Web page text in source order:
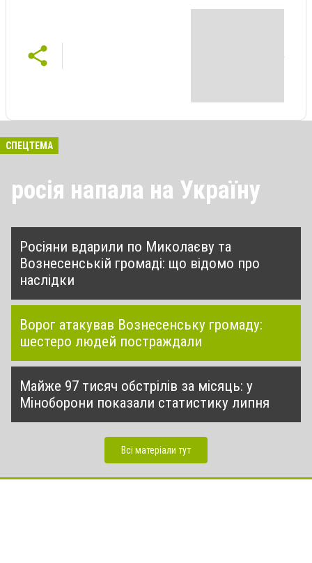
СПЕЦТЕМА
росія напала на Україну
Росіяни вдарили по Миколаєву та
Вознесенській громаді: що відомо про
наслідки
Ворог атакував Вознесенську громаду:
шестеро людей постраждали
Майже 97 тисяч обстрілів за місяць: у
Міноборони показали статистику липня
Всі матеріали тут